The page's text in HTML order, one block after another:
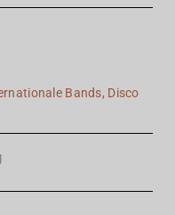
Bands, Disco